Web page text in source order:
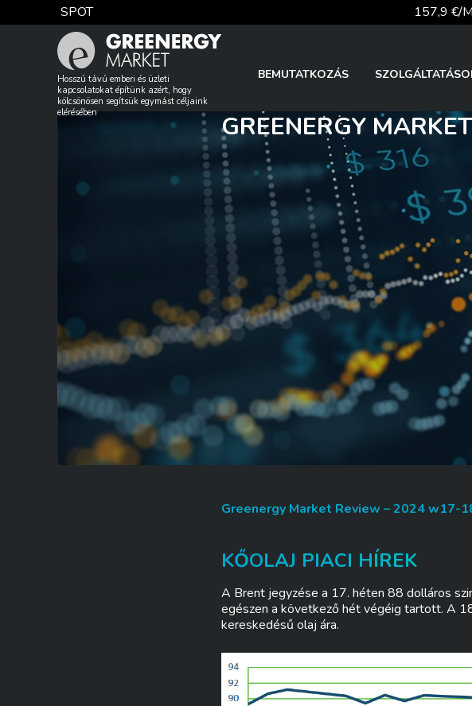
to
SPOT 157,9 €/
TTF DA
81,9 €/t
Hosszú távú emberi és üzleti
kapcsolatokat építünk azért, hogy
kölcsönösen segítsük egymást céljaink
elérésében
BEMUTATKOZÁS
GREENERGY
Greenergy Market Review – 2024 w17-
KŐOLAJ PIACI HÍREK
A Brent jegyzése a 17. héten 88 dolláros
egészen a következő hét végéig tartott. A
kereskedésű olaj ára.